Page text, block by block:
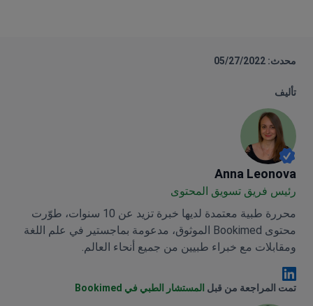
محدث: 05/27/2022
تأليف
Anna Leonova
Anna Leonova
رئيس فريق تسويق المحتوى
محررة طبية معتمدة لديها خبرة تزيد عن 10 سنوات، طوّرت
محتوى Bookimed الموثوق، مدعومة بماجستير في علم اللغة
ومقابلات مع خبراء طبيين من جميع أنحاء العالم.
Anna Leonova Linkedin
تمت المراجعة من قبل المستشار الطبي في Bookimed